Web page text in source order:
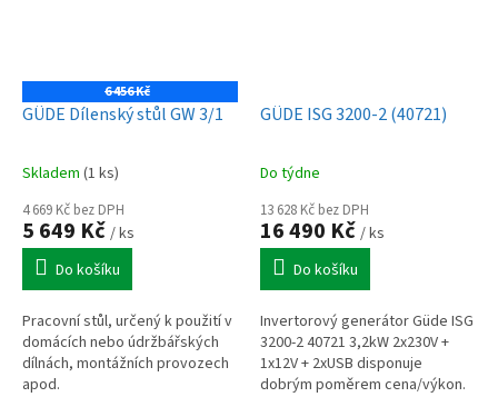
6 456 Kč
GÜDE Dílenský stůl GW 3/1
Skladem (1 ks)
4 669 Kč bez DPH
5 649 Kč / ks
Do košíku
Pracovní stůl, určený k použití v
domácích nebo údržbářských
dílnách, montážních provozech
apod.
GÜDE ISG 3200-2 (40721)
Do týdne
13 628 Kč bez DPH
16 490 Kč / ks
Do košíku
Invertorový generátor Güde ISG
3200-2 40721 3,2kW 2x230V +
1x12V + 2xUSB disponuje
dobrým poměrem cena/výkon.